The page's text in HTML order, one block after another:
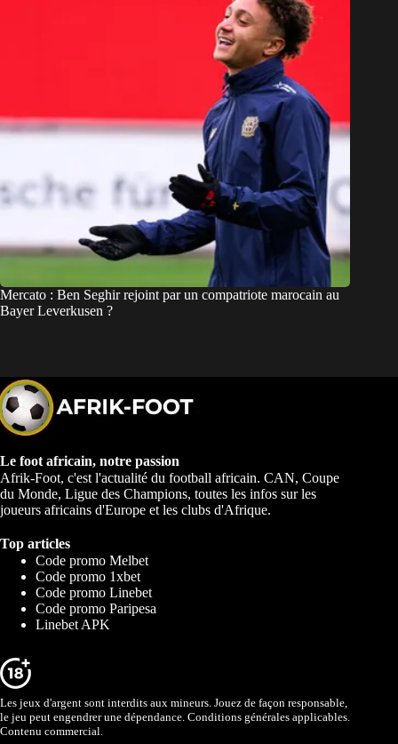
Mercato : Ben Seghir rejoint par un compatriote marocain au
Bayer Leverkusen ?
Le foot africain, notre passion
Afrik-Foot, c'est l'actualité du football africain. CAN, Coupe
du Monde, Ligue des Champions, toutes les infos sur les
joueurs africains d'Europe et les clubs d'Afrique.
Top articles
Code promo Melbet
Code promo 1xbet
Code promo Linebet
Code promo Paripesa
Linebet APK
Les jeux d'argent sont interdits aux mineurs. Jouez de façon responsable,
le jeu peut engendrer une dépendance. Conditions générales applicables.
Contenu commercial.